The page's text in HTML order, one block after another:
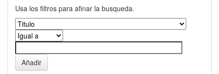
Usa los filtros para afinar la busqueda.